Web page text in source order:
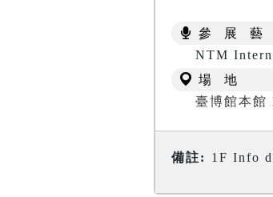
參 展 藝
NTM
場 地
臺博館本
備註: 1F Info